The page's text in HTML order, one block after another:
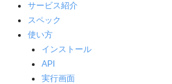
サービス紹介
スペック
使い方
インストール
API
実行画面